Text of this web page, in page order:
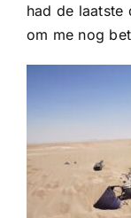
had de laatste
om me nog